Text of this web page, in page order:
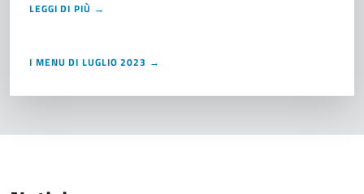
LEGGI DI PIÙ →
I MENU DI LUGLIO 2023 →